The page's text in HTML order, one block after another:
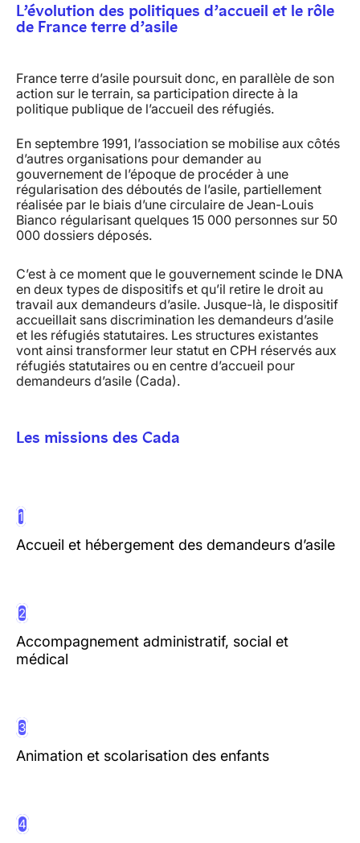
L’évolution des politiques d’accueil et le rôle
de France terre d’asile
France terre d’asile poursuit donc, en parallèle de son
action sur le terrain, sa participation directe à la
politique publique de l’accueil des réfugiés.
En septembre 1991, l’association se mobilise aux côtés
d’autres organisations pour demander au
gouvernement de l’époque de procéder à une
régularisation des déboutés de l’asile, partiellement
réalisée par le biais d’une circulaire de Jean-Louis
Bianco régularisant quelques 15 000 personnes sur 50
000 dossiers déposés.
C’est à ce moment que le gouvernement scinde le DNA
en deux types de dispositifs et qu’il retire le droit au
travail aux demandeurs d’asile. Jusque-là, le dispositif
accueillait sans discrimination les demandeurs d’asile
et les réfugiés statutaires. Les structures existantes
vont ainsi transformer leur statut en CPH réservés aux
réfugiés statutaires ou en centre d’accueil pour
demandeurs d’asile (Cada).
Les missions des Cada
1
Accueil et hébergement des demandeurs d’asile
2
Accompagnement administratif, social et
médical
3
Animation et scolarisation des enfants
4